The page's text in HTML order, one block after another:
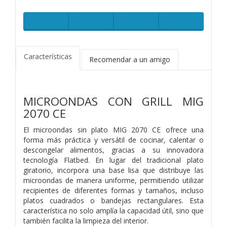
Características Recomendar a un amigo
MICROONDAS CON GRILL MIG
2070 CE
El microondas sin plato MIG 2070 CE ofrece una
forma más práctica y versátil de cocinar, calentar o
descongelar alimentos, gracias a su innovadora
tecnología Flatbed. En lugar del tradicional plato
giratorio, incorpora una base lisa que distribuye las
microondas de manera uniforme, permitiendo utilizar
recipientes de diferentes formas y tamaños, incluso
platos cuadrados o bandejas rectangulares. Esta
característica no solo amplía la capacidad útil, sino que
también facilita la limpieza del interior.